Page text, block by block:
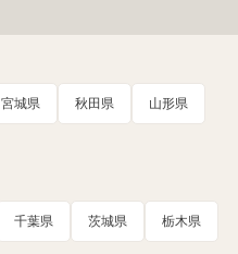
宮城県 秋田県 山形県
千葉県 茨城県 栃木県